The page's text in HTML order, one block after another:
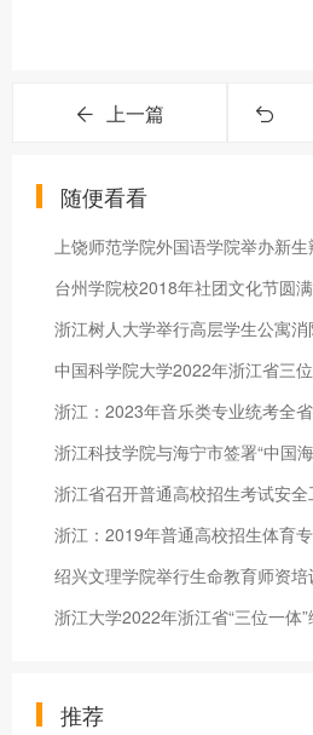
上一篇
随便看看
上饶师范学院外国语学院举办新
台州学院校2018年社团文化节圆
浙江树人大学举行高层学生公寓消
中国科学院大学2022年浙江省三
浙江：2023年音乐类专业统考全
浙江省召开普通高校招生考试安
绍兴文理学院举行生命教育师资
浙江大学2022年浙江省“三位一体
推荐